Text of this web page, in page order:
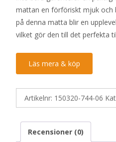
mattan en förföriskt mjuk och
på denna matta blir en
vilket gör den till det perfekta
Läs mera & köp
Artikelnr: 150320-744-06
Recensioner (0)